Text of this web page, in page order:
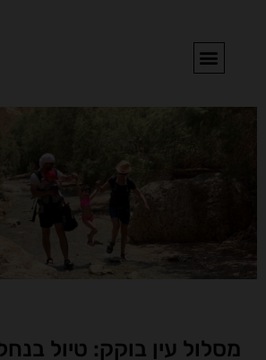
מסלול עין בוקק: טיול